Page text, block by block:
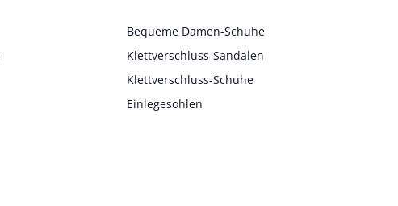
Bequeme Damen-Schuhe
Klettverschluss-Sandalen
Klettverschluss-Schuhe
Einlegesohlen